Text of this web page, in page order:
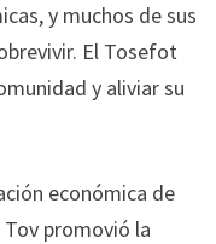
y muchos de sus
El Tosefot
y aliviar su
económica de
promovió la